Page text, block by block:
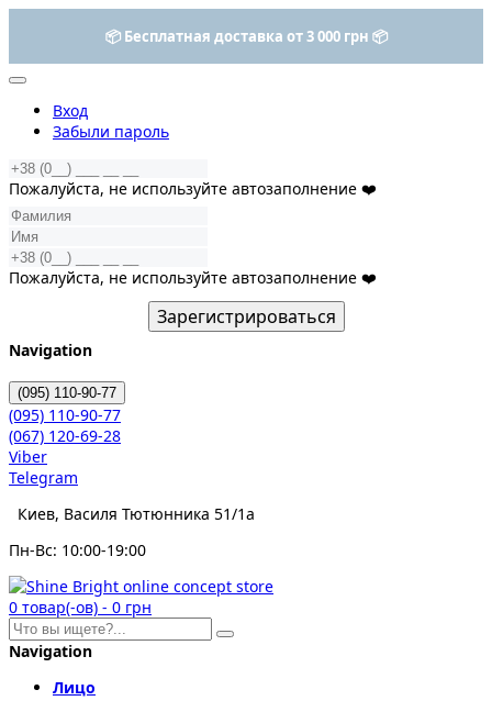
-20% на средства для кожи головы Rated Green, Bjorn Axen,
anillO, Curly Shyll до 7.08 🌱
Вход
Забыли пароль
Пожалуйста, не используйте автозаполнение ❤️
Пожалуйста, не используйте автозаполнение ❤️
Зарегистрироваться
Navigation
(095) 110-90-77
(095) 110-90-77
(067) 120-69-28
Viber
Telegram
Киев, Василя Тютюнника 51/1а
Пн-Вс: 10:00-19:00
0 товар(-ов) - 0 грн
Navigation
Лицо